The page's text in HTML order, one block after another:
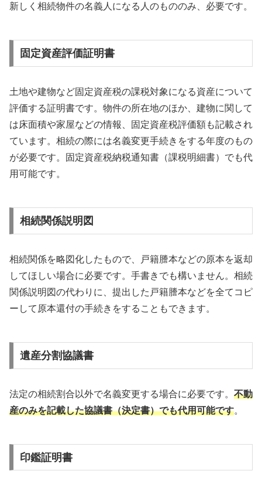
新しく相続物件の名義人になる人のもののみ、必要です。
固定資産評価証明書
土地や建物など固定資産税の課税対象になる資産について
評価する証明書です。物件の所在地のほか、建物に関して
は床面積や家屋などの情報、固定資産税評価額も記載され
ています。相続の際には名義変更手続きをする年度のもの
が必要です。固定資産税納税通知書（課税明細書）でも代
用可能です。
相続関係説明図
相続関係を略図化したもので、戸籍謄本などの原本を返却
してほしい場合に必要です。手書きでも構いません。相続
関係説明図の代わりに、提出した戸籍謄本などを全てコピ
ーして原本還付の手続きをすることもできます。
遺産分割協議書
法定の相続割合以外で名義変更する場合に必要です。 不動
産のみを記載した協議書（決定書）でも代用可能です。
印鑑証明書